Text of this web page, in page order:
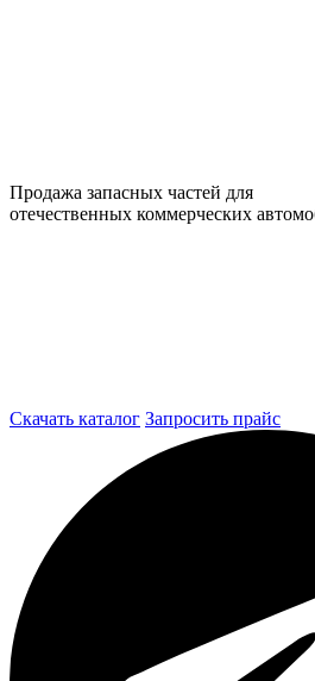
Продажа запасных частей для
отечественных коммерческих
Скачать каталог Запросить прайс